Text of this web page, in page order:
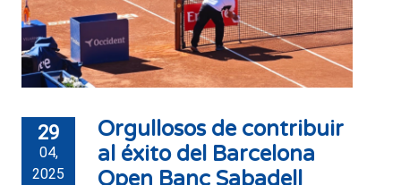
29
04,
2025
Orgullosos de contribuir
al éxito del Barcelona
Open Banc Sabadell